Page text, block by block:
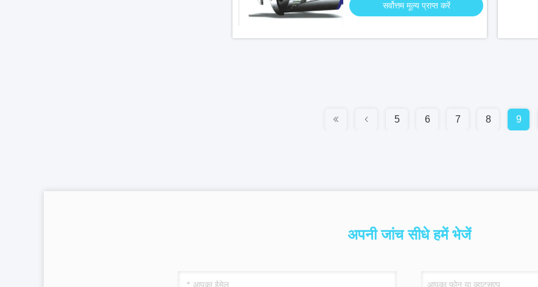
सर्वोत्तम मूल्य प्राप्त करें
5 6 7 8 9
अपनी जांच सीधे हमें भेजें